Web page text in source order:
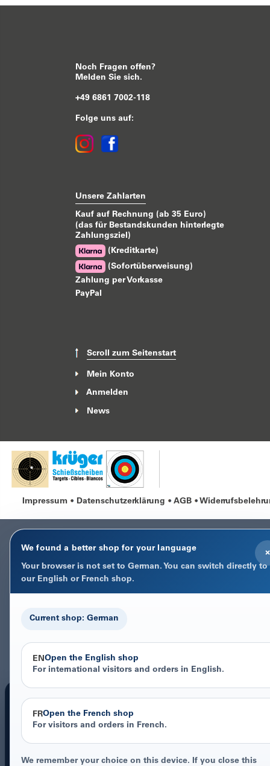
Noch Fragen offen?
Melden Sie sich.
+49 6861 7002-118
Folge uns auf:
Unsere Zahlarten
Kauf auf Rechnung (ab 35 Euro)
(das für Bestandskunden hinterlegte
Zahlungsziel)
(Kreditkarte)
(Sofortüberweisung)
Zahlung per Vorkasse
PayPal
Scroll zum Seitenstart
Mein Konto
Anmelden
News
Impressum Datenschutzerklärung AGB
×
We found a better shop for your language
Your browser is not set to German. You can switch directly to
our English or French shop.
Current shop: German
ENOpen the English shop
For international visitors and orders in English.
FROpen the French shop
For visitors and orders in French.
We remember your choice on this device. If you close this
COOKIE-HINWEIS